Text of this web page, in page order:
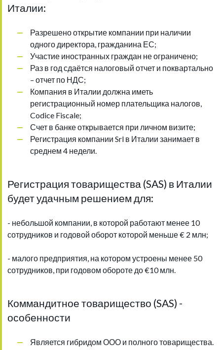
Италии:
Разрешено открытие компании при наличии
одного директора, гражданина ЕС;
Участие иностранных граждан не ограничено;
Раз в год сдаётся налоговый отчет и поквартально
– отчет по НДС;
Компания в Италии должна иметь
регистрационный номер плательщика налогов,
Codice Fiscale;
Счет в банке открывается при личном визите;
Регистрация компании Srl в Италии занимает в
среднем 4 недели.
Регистрация товарищества (SAS) в Италии
будет удачным решением для:
- небольшой компании, в которой работают менее 10
сотрудников и годовой оборот которой меньше € 2 млн;
- малого предприятия, на котором устроены менее 50
сотрудников, при годовом обороте до €10 млн.
Коммандитное товарищество (SAS) -
особенности
Является гибридом ООО и полного товарищества.